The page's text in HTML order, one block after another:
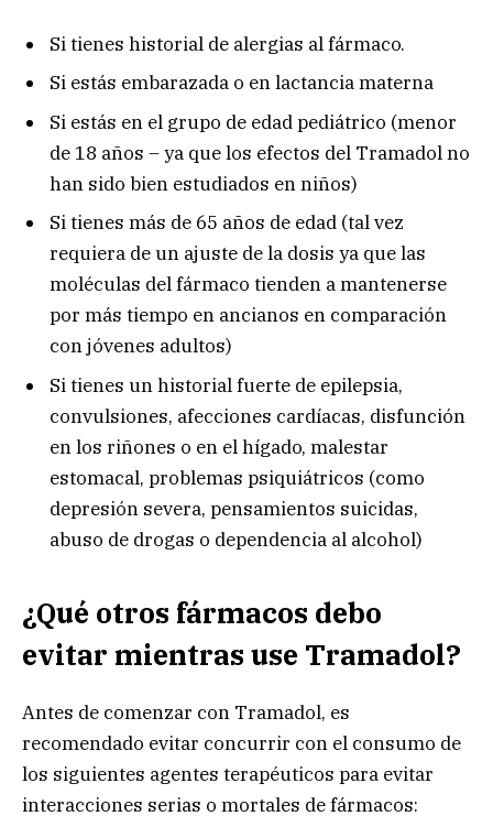
Si tienes historial de alergias al fármaco.
Si estás embarazada o en lactancia materna
Si estás en el grupo de edad pediátrico (menor
de 18 años – ya que los efectos del Tramadol no
han sido bien estudiados en niños)
Si tienes más de 65 años de edad (tal vez
requiera de un ajuste de la dosis ya que las
moléculas del fármaco tienden a mantenerse
por más tiempo en ancianos en comparación
con jóvenes adultos)
Si tienes un historial fuerte de epilepsia,
convulsiones, afecciones cardíacas, disfunción
en los riñones o en el hígado, malestar
estomacal, problemas psiquiátricos (como
depresión severa, pensamientos suicidas,
abuso de drogas o dependencia al alcohol)
¿Qué otros fármacos debo
evitar mientras use Tramadol?
Antes de comenzar con Tramadol, es
recomendado evitar concurrir con el consumo de
los siguientes agentes terapéuticos para evitar
interacciones serias o mortales de fármacos: